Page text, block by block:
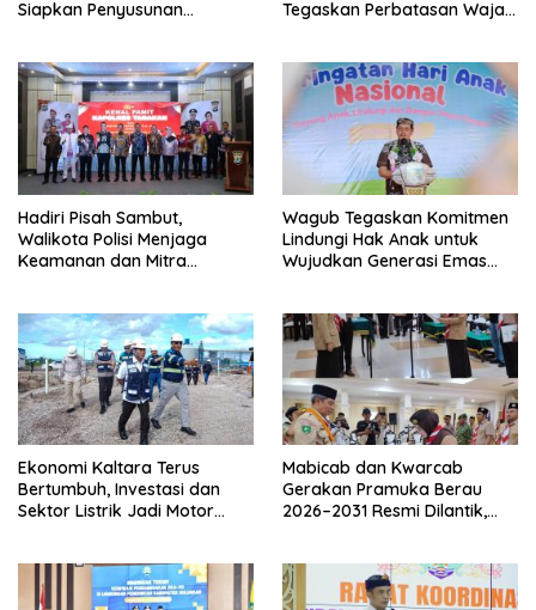
Siapkan Penyusunan
Tegaskan Perbatasan Wajah
Hadiri Pisah Sambut,
Walikota Polisi Menjaga
Keamanan dan Mitra
Wagub Tegaskan Komitmen
Lindungi Hak Anak untuk
Wujudkan Generasi Emas
Ekonomi Kaltara Terus
Bertumbuh, Investasi dan
Sektor Listrik Jadi Motor
Mabicab dan Kwarcab
Gerakan Pramuka Berau
2026–2031 Resmi Dilantik,